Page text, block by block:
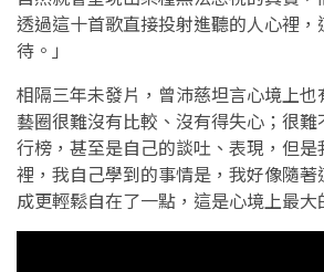
透過這十首歌直接投射進聽的人心裡，
待。」
相隔三年未發片，曾沛慈坦言心境上
藝圈很難沒有比較、沒有得失心；很
行榜，甚至是自己的談吐、表現，但
裡，我自己學到的事情是，我好像隨
成更輕鬆自在了一點，這是心境上最大